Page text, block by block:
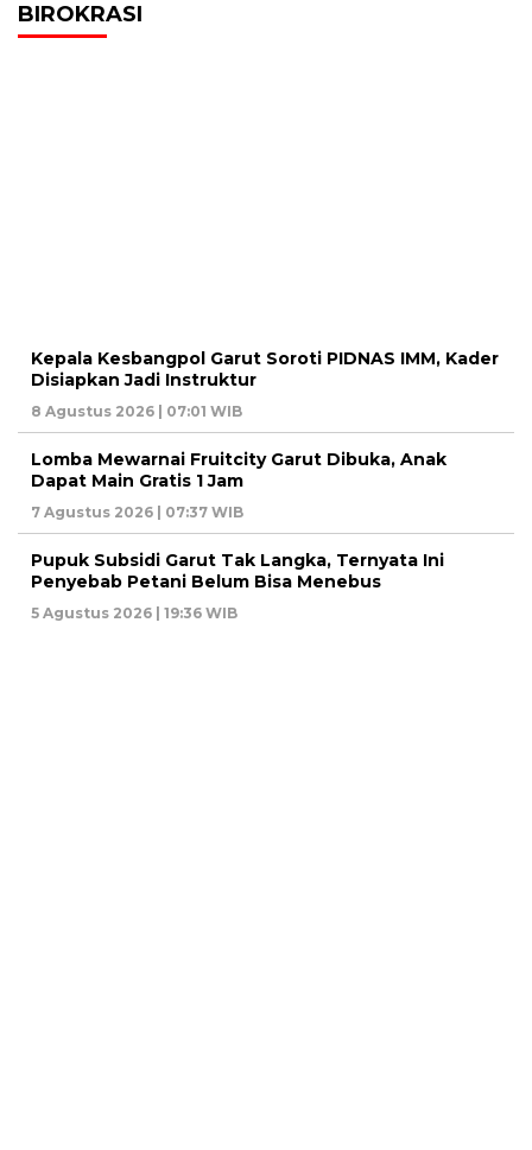
BIROKRASI
Kepala Kesbangpol Garut Soroti PIDNAS IMM, Kader
Disiapkan Jadi Instruktur
8 Agustus 2026 | 07:01 WIB
Lomba Mewarnai Fruitcity Garut Dibuka, Anak
Dapat Main Gratis 1 Jam
7 Agustus 2026 | 07:37 WIB
Pupuk Subsidi Garut Tak Langka, Ternyata Ini
Penyebab Petani Belum Bisa Menebus
5 Agustus 2026 | 19:36 WIB